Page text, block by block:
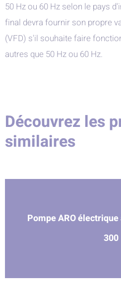
50 Hz ou 60 Hz selon le pays
final devra fournir son propre
(VFD) s'il souhaite faire
autres que 50 Hz ou 60 Hz.
Découvrez les
similaires
Pompe ARO
300